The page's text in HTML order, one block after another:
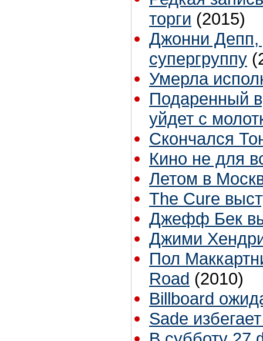
торги (2015)
Джонни Депп,
супергруппу
Умерла
Подаренный
уйдет с
Скончался
Кино не для
Летом в
The Cure
Джефф Бек
Джими
Пол
Road (2010)
Billboard
Sade